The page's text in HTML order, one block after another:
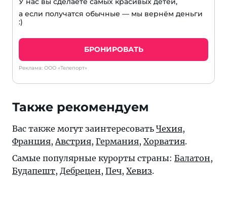
а если получатся обычные — мы вернём деньги
:)
БРОНИРОВАТЬ
Реклама: ООО «Телепорт»
Также рекомендуем
Вас также могут заинтересовать Чехия,
Франция,Австрия, Германия, Хорватия.
Самые популярные курорты страны: Балатон,
Будапешт, Дебрецен, Печ, Хевиз.